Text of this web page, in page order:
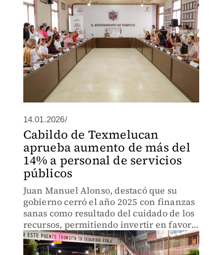
14.01.2026/
Cabildo de Texmelucan
aprueba aumento de más del
14% a personal de servicios
públicos
Juan Manuel Alonso, destacó que su
gobierno cerró el año 2025 con finanzas
sanas como resultado del cuidado de los
recursos, permitiendo invertir en favor
del bienestar de las familias
texmeluquenses.